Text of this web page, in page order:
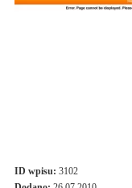
ID wpisu: 3102